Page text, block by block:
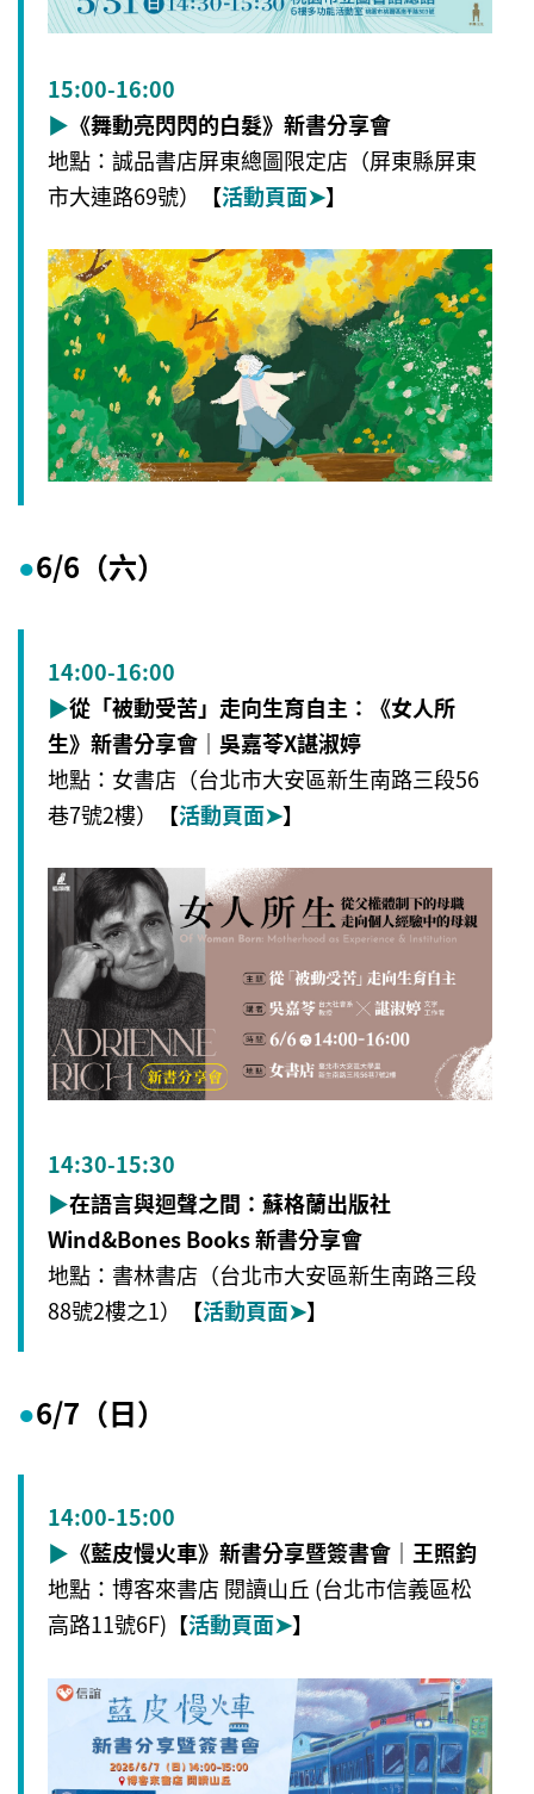
15:00-16:00
▶ 《舞動亮閃閃的白髮》新書分享會
地點：誠品書店屏東總圖限定店（屏東縣屏東
市大連路69號）
【活動頁面➤】
●6/6（六）
14:00-16:00
▶從「被動受苦」走向生育自主：《女人所
生》新書分享會｜吳嘉苓X諶淑婷
地點：女書店（台北市大安區新生南路三段56
巷7號2樓）
【活動頁面➤】
14:30-15:30
▶在語言與迴聲之間：蘇格蘭出版社
Wind&Bones Books 新書分享會
地點：書林書店（台北市大安區新生南路三段
88號2樓之1）
【活動頁面➤】
●6/7（日）
14:00-15:00
▶ 《藍皮慢火車》新書分享暨簽書會｜王照鈞
地點：博客來書店 閱讀山丘 (台北市信義區松
高路11號6F) 【活動頁面➤】